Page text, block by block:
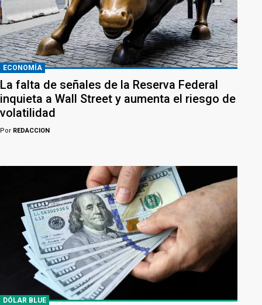
ECONOMÍA
La falta de señales de la Reserva Federal
inquieta a Wall Street y aumenta el riesgo de
volatilidad
Por REDACCION
DÓLAR BLUE